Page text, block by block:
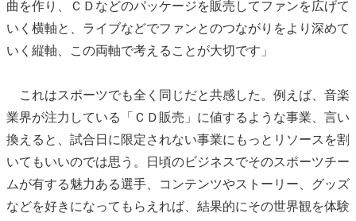
曲を作り、ＣＤなどのパッケージを販売してファンを広げて
いく横軸と、ライブなどでファンとのつながりをより深めて
いく縦軸、この両軸で考えることが大切です」
これはスポーツでも全く同じだと共感した。例えば、音楽
業界が注力している「ＣＤ販売」に値するような事業、言い
換えると、試合日に限定されない事業にもっとリソースを割
いてもいいのでは思う。日頃のビジネスでそのスポーツチー
ムが有する魅力ある選手、コンテンツやストーリー、グッズ
などを好きになってもらえれば、結果的にその世界観を体験